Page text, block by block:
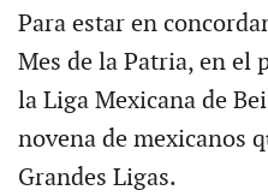
Para estar en
Mes de la Patria, en el
la Liga Mexicana de
novena de mexicanos
Grandes Ligas.